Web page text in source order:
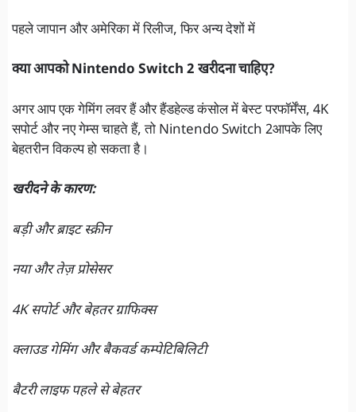
पहले जापान और अमेरिका में रिलीज, फिर अन्य देशों में
क्या आपको Nintendo Switch 2 खरीदना चाहिए?
अगर आप एक गेमिंग लवर हैं और हैंडहेल्ड कंसोल में बेस्ट परफॉर्मेंस, 4K
सपोर्ट और नए गेम्स चाहते हैं, तो Nintendo Switch 2आपके लिए
बेहतरीन विकल्प हो सकता है।
खरीदने के कारण:
बड़ी और ब्राइट स्क्रीन
नया और तेज़ प्रोसेसर
4K सपोर्ट और बेहतर ग्राफिक्स
क्लाउड गेमिंग और बैकवर्ड कम्पेटिबिलिटी
बैटरी लाइफ पहले से बेहतर